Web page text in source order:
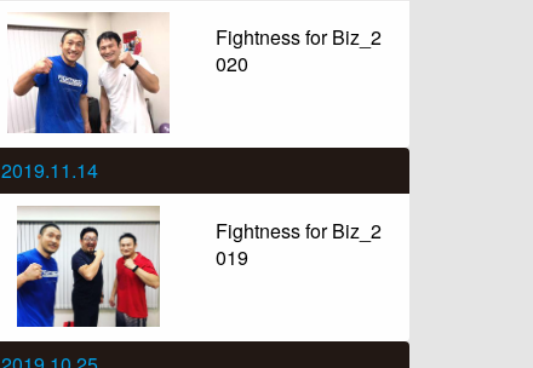
Fightness for Biz_2
020
2019.11.14
Fightness for Biz_2
019